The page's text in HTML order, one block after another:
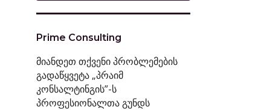
Prime Consulting
მიანდეთ თქვენი პრობლემების
გადაწყვეტა „პრაიმ
კონსალტინგის”-ს
პროფესიონალთა გუნდს